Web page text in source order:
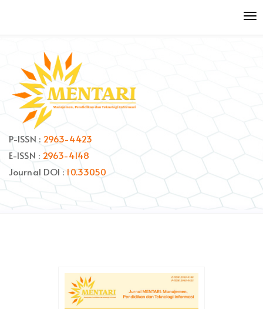
to
Main
Navigation
Main
Content
Sidebar
P-ISSN : 2963-4423
E-ISSN : 2963-4148
Journal DOI : 10.33050